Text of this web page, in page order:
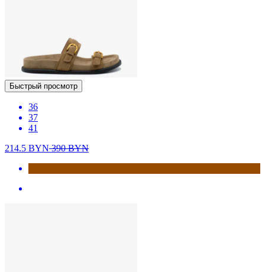
Быстрый просмотр
36
37
41
214.5 BYN390BYN